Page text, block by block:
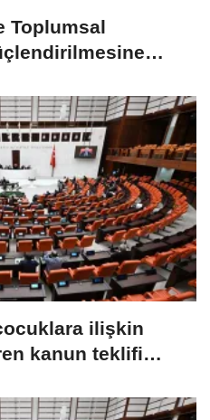
Toplumsal
edildi
ilişkin
kanun teklifi